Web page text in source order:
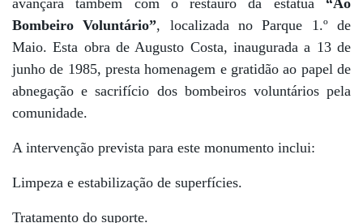
Bombeiro Voluntário”, localizada no Parque 1.º de
Maio. Esta obra de Augusto Costa, inaugurada a 13 de
junho de 1985, presta homenagem e gratidão ao papel de
abnegação e sacrifício dos bombeiros voluntários pela
comunidade.
A intervenção prevista para este monumento inclui:
Limpeza e estabilização de superfícies.
Tratamento do suporte.